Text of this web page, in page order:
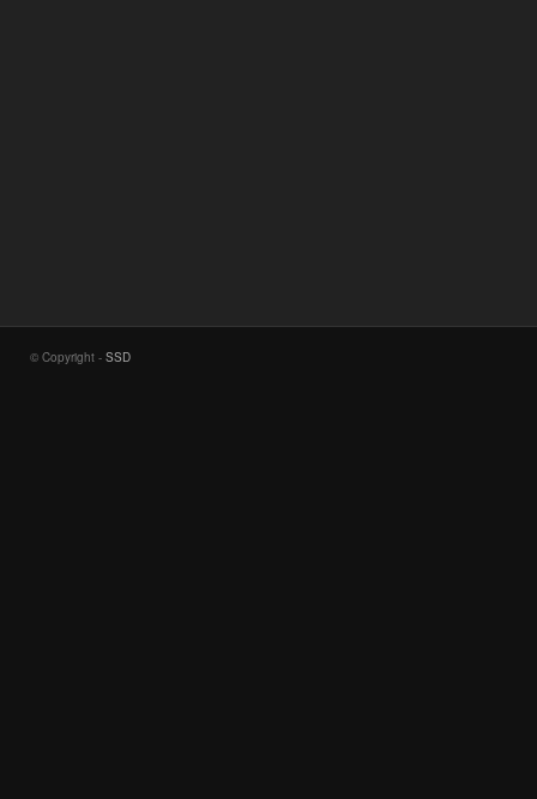
© Copyright - SSD